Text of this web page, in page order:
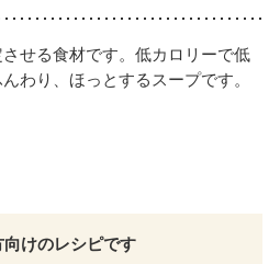
せる食材です。低カロリーで低
わり、ほっとするスープです。
けのレシピです